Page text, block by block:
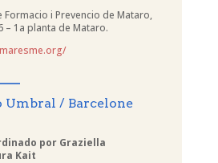
Formacio i Prevencio de Mataro,
– 1a planta de Mataro.
Umbral / Barcelone
por Graziella
Kait